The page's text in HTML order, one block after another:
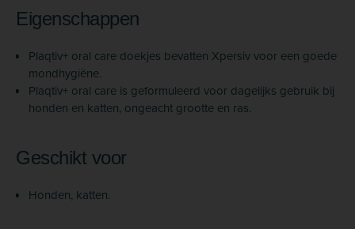
Eigenschappen
Plaqtiv+ oral care doekjes bevatten Xpersiv voor een goede
mondhygiëne.
Plaqtiv+ oral care is geformuleerd voor dagelijks gebruik bij
honden en katten, ongeacht grootte en ras.
Geschikt voor
Honden, katten.